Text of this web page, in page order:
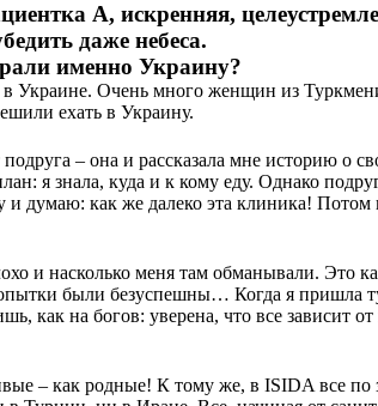
А, искренняя,
даже небеса.
именно Украину?
Очень много женщин из
ехать в Украину.
– она и рассказала мне историю о
я знала, куда и к кому еду. Однако
думаю: как же далеко эта клиника!
и насколько меня там обманывали. Это
были безуспешны… Когда я пришла
как на богов: уверена, что все зависит
– как родные! К тому же, в ISIDA все